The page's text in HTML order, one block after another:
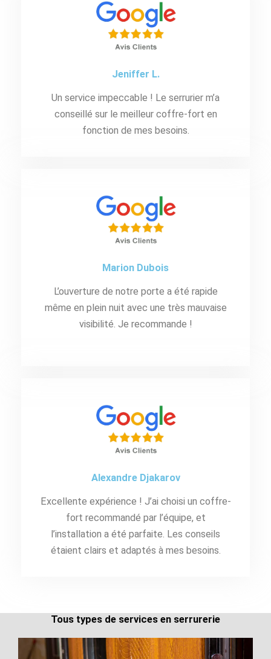
Jeniffer L.
Un service impeccable ! Le serrurier m’a
conseillé sur le meilleur coffre-fort en
fonction de mes besoins.
Marion Dubois
L’ouverture de notre porte a été rapide
même en plein nuit avec une très mauvaise
visibilité. Je recommande !
Alexandre Djakarov
Excellente expérience ! J’ai choisi un coffre-
fort recommandé par l’équipe, et
l’installation a été parfaite. Les conseils
étaient clairs et adaptés à mes besoins.
Tous types de services en serrurerie